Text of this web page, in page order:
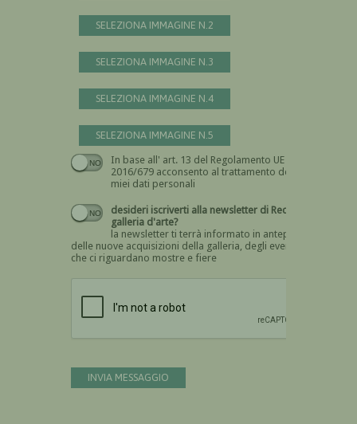
SELEZIONA IMMAGINE N.2
SELEZIONA IMMAGINE N.3
SELEZIONA IMMAGINE N.4
SELEZIONA IMMAGINE N.5
In base all' art. 13 del Regolamento UE n.
2016/679 acconsento al trattamento dei
miei dati personali
Devi dare il consenso
desideri iscriverti alla newsletter di Recta
galleria d'arte?
la newsletter ti terrà informato in anteprima
delle nuove acquisizioni della galleria, degli eventi
che ci riguardano mostre e fiere
INVIA MESSAGGIO